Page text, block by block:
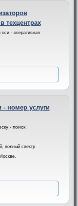
техцентрах
оси - оперативная
- номер услуги
- поиск
полный спектр